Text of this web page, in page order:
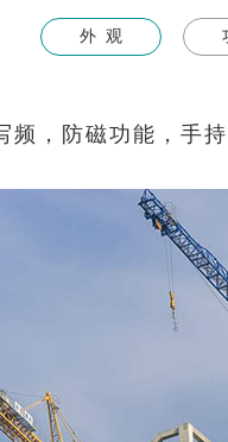
外 观
频，防磁功能，手